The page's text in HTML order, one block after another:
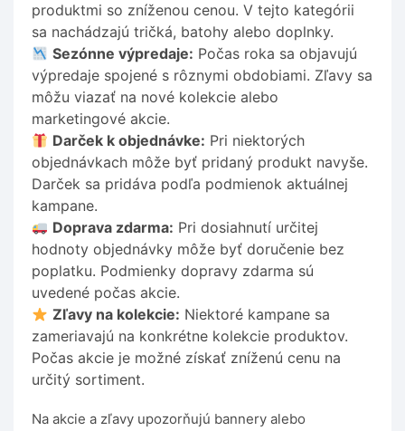
produktmi so zníženou cenou. V tejto kategórii
sa nachádzajú tričká, batohy alebo doplnky.
Sezónne výpredaje: Počas roka sa objavujú
výpredaje spojené s rôznymi obdobiami. Zľavy sa
môžu viazať na nové kolekcie alebo
marketingové akcie.
Darček k objednávke: Pri niektorých
objednávkach môže byť pridaný produkt navyše.
Darček sa pridáva podľa podmienok aktuálnej
kampane.
Doprava zdarma: Pri dosiahnutí určitej
hodnoty objednávky môže byť doručenie bez
poplatku. Podmienky dopravy zdarma sú
uvedené počas akcie.
Zľavy na kolekcie: Niektoré kampane sa
zameriavajú na konkrétne kolekcie produktov.
Počas akcie je možné získať zníženú cenu na
určitý sortiment.
Na akcie a zľavy upozorňujú bannery alebo